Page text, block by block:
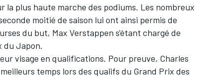
plus haute marche des podiums. Les nombreux
moitié de saison lui ont ainsi permis de
du but, Max Verstappen s'étant chargé de
du Japon.
visage en qualifications. Pour preuve, Charles
temps lors des qualifs du Grand Prix des